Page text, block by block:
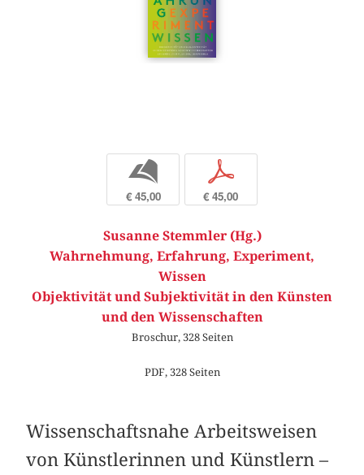
b
€ 45,00
p
€ 45,00
Susanne Stemmler (Hg.)
Wahrnehmung, Erfahrung, Experiment,
Wissen
Objektivität und Subjektivität in den Künsten
und den Wissenschaften
Broschur, 328 Seiten
PDF, 328 Seiten
Wissenschaftsnahe Arbeitsweisen
von Künstlerinnen und Künstlern –